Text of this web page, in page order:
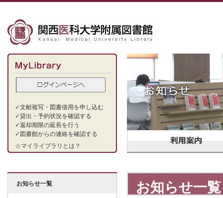
✓文献複写・図書借用を申し込む
✓貸出・予約状況を確認する
✓返却期限の延長を行う
✓図書館からの連絡を確認する
☆マイライブラリとは？
お知らせ一覧
お知らせ一覧